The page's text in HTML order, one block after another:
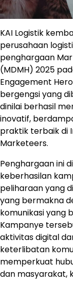
KAI Logistik
perusahaan
penghargaan
(MDMH) 2025
Engagement
bergengsi yang
dinilai berhasil
inovatif,
praktik terbaik di
Marketeers.
Penghargaan ini
keberhasilan
peliharaan yang
yang bermakna
komunikasi yang
Kampanye
aktivitas digital
keterlibatan
memperkuat
dan masyarakat,